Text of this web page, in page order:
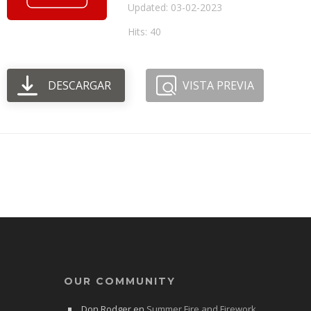
Updated: 03-02-2023
Hits: 40
DESCARGAR VISTA PREVIA
OUR COMMUNITY